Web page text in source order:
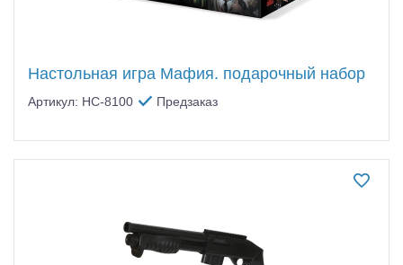
Настольная игра Мафия. подарочный набор
Артикул: HC-8100 Предзаказ